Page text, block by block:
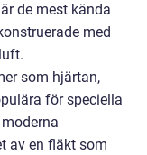
de mest kända
med
som hjärtan,
för speciella
av en fläkt som